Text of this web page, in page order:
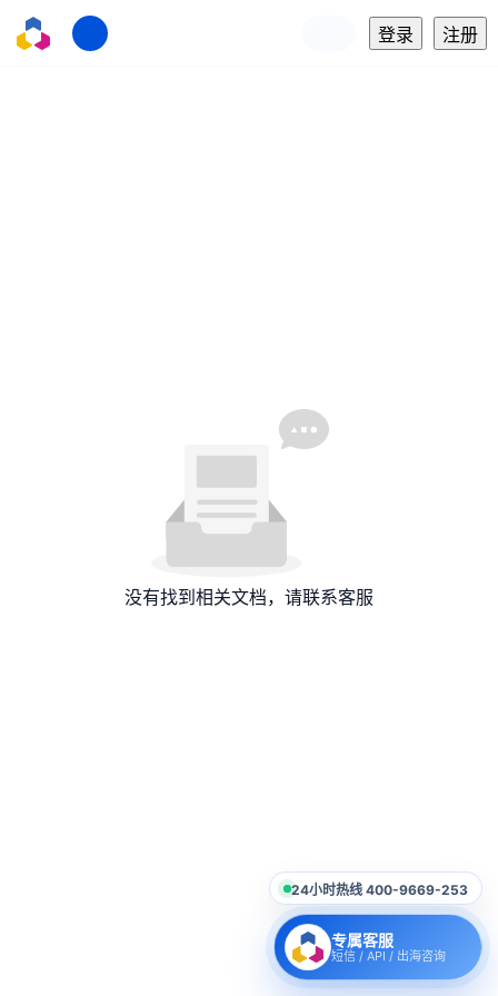
登录 注册
没有找到相关文档，请联系客服
24小时热线 400-9669-253
专属客服
短信 / API / 出海咨询